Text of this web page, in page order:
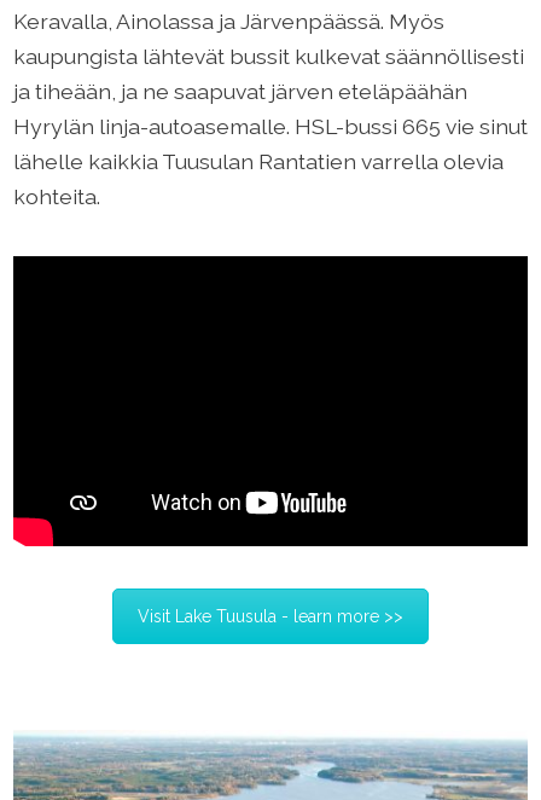
Keravalla, Ainolassa ja Järvenpäässä. Myös
kaupungista lähtevät bussit kulkevat säännöllisesti
ja tiheään, ja ne saapuvat järven eteläpäähän
Hyrylän linja-autoasemalle. HSL-bussi 665 vie sinut
lähelle kaikkia Tuusulan Rantatien varrella olevia
kohteita.
Visit Lake Tuusula - learn more >>